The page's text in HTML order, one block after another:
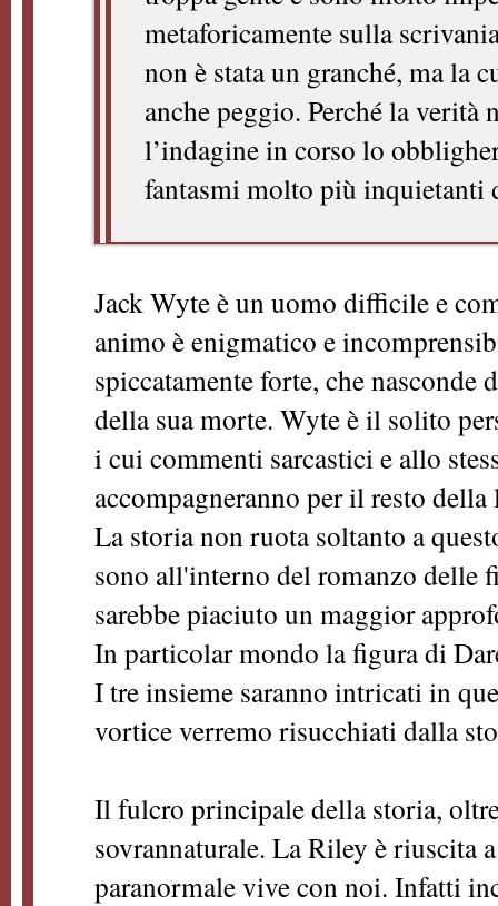
metaforicamente sulla
non è stata un granché, ma la
anche peggio. Perché la verità
l’indagine in corso lo
fantasmi molto più inquietanti
Jack Wyte è un uomo difficile e
animo è enigmatico e
spiccatamente forte, che
della sua morte. Wyte è il solito
i cui commenti sarcastici e allo
accompagneranno per il resto della
La storia non ruota soltanto a
sono all'interno del romanzo delle
sarebbe piaciuto un maggior
In particolar mondo la figura di
I tre insieme saranno intricati in
vortice verremo risucchiati dalla
Il fulcro principale della storia,
sovrannaturale. La Riley è riuscita
paranormale vive con noi. Infatti